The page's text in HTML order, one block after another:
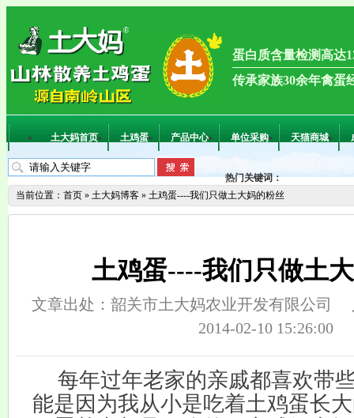
蛋白质含量检测高达
传承家族30余年禽蛋
土大妈首页 土鸡蛋 产品中心 单位采购 天猫商城
热门关键词：
当前位置： 首页 » 土大妈博客 » 土鸡蛋----我们只做土大妈的粉丝
土鸡蛋----我们只做土
文章出处：韶关市土大妈农业开发有限公司
2014-02-10 15:26:00
每年过年老家的亲戚都喜欢带
能是因为我从小是吃着土鸡蛋长